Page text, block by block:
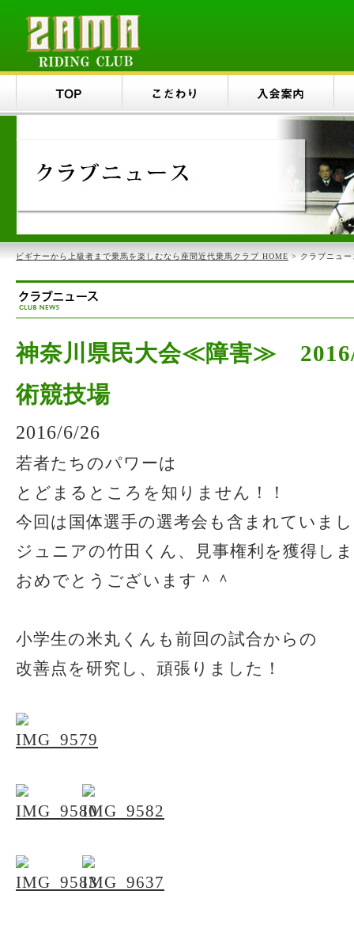
ビギナーから上級者まで乗馬を楽しむなら座間近代乗馬クラブ HOME > クラブニュー
神奈川県民大会≪障害≫
術競技場
2016/6/26
若者たちのパワーは
とどまるところを知りません！！
今回は国体選手の選考会も含まれていま
ジュニアの竹田くん、見事権利を獲得し
おめでとうございます＾＾
小学生の米丸くんも前回の試合からの
改善点を研究し、頑張りました！